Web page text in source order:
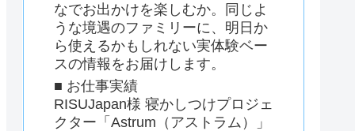
なでお出かけを楽しむか。同じよ
うな境遇のファミリーに、明日か
ら使えるかもしれない実体験ベー
スの情報をお届けします。
■ お仕事実績
RISUJapan様 寝かしつけプロジェ
クター「Astrum（アストラム）」